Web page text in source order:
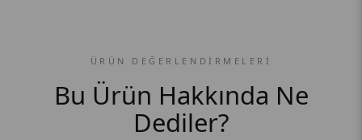
ÜRÜN DEĞERLENDIRMELERI
Bu Ürün Hakkında Ne
Dediler?